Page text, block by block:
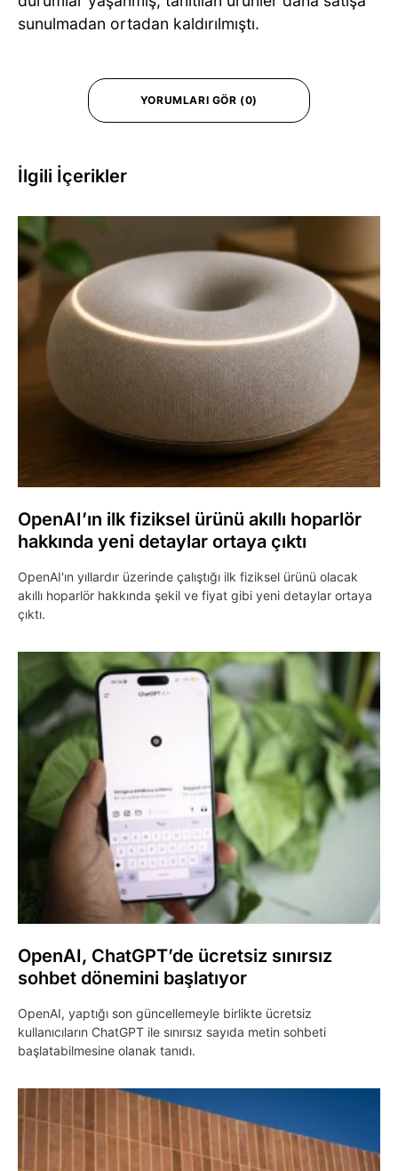
sunulmadan ortadan kaldırılmıştı.
YORUMLARI GÖR (0)
İlgili İçerikler
OpenAI’ın ilk fiziksel ürünü akıllı hoparlör
hakkında yeni detaylar ortaya çıktı
OpenAI'ın yıllardır üzerinde çalıştığı ilk fiziksel ürünü olacak
akıllı hoparlör hakkında şekil ve fiyat gibi yeni detaylar ortaya
çıktı.
OpenAI, ChatGPT’de ücretsiz sınırsız
sohbet dönemini başlatıyor
OpenAI, yaptığı son güncellemeyle birlikte ücretsiz
kullanıcıların ChatGPT ile sınırsız sayıda metin sohbeti
başlatabilmesine olanak tanıdı.